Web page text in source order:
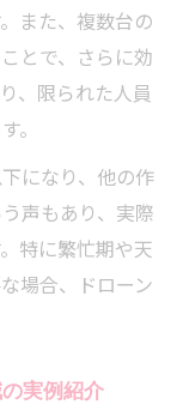
ローンの活用
産性向上の事
のポイント
す収穫量増加
ドローン事例
また、複数台の
とで、さらに効
、限られた人員
。
になり、他の作
声もあり、実際
特に繁忙期や天
場合、ドローン
実例紹介